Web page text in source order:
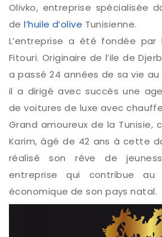
Olivko, entreprise spécialisée
del’huile d’olive Tunisienne.
L’entreprise a été fondée par
Fitouri. Originaire de l’ile de
a passé 24 années de sa vie au
il a dirigé avec succès une
de voitures de luxe avec
Grand amoureux de la Tunisie,
Karim, âgé de 42 ans à cette
réalisé son rêve de
entreprise qui contribue au
économique de son pays natal.